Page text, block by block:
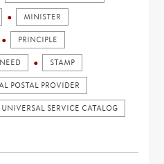
MINISTER
PRINCIPLE
STAMP
POSTAL PROVIDER
UNIVERSAL SERVICE CATALOG